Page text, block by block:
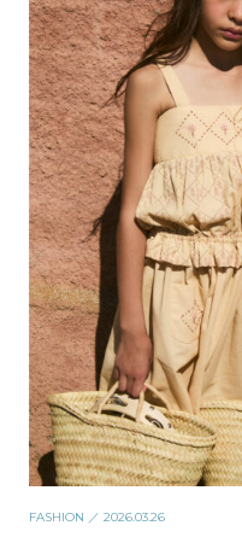
FASHION ／ 2026.03.26